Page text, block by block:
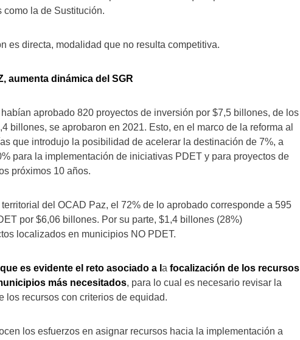
como la de Sustitución.
es directa, modalidad que no resulta competitiva.
aumenta dinámica del SGR
aprobado 820 proyectos de inversión por $7,5 billones, de los
billones, se aprobaron en 2021. Esto, en el marco de la reforma al
que introdujo la posibilidad de acelerar la destinación de 7%, a
para la implementación de iniciativas PDET y para proyectos de
próximos 10 años.
del OCAD Paz, el 72% de lo aprobado corresponde a 595
por $6,06 billones. Por su parte, $1,4 billones (28%)
localizados en municipios NO PDET.
es evidente el reto asociado a l a focalización de los recursos
más necesitados, para lo cual es necesario revisar la
los recursos con criterios de equidad.
los esfuerzos en asignar recursos hacia la implementación a